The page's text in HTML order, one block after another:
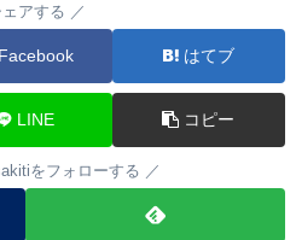
ェアする
Facebook はてブ
LINE コピー
をフォローする